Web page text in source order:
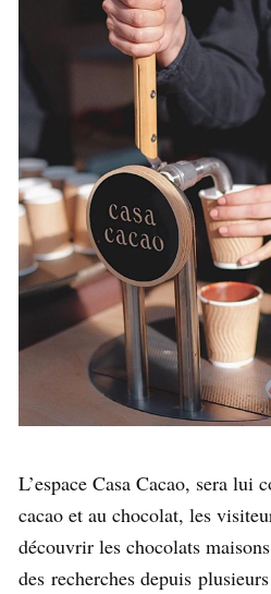
L’espace Casa Cacao, sera lui
cacao et au chocolat, les
découvrir les chocolats
des recherches depuis